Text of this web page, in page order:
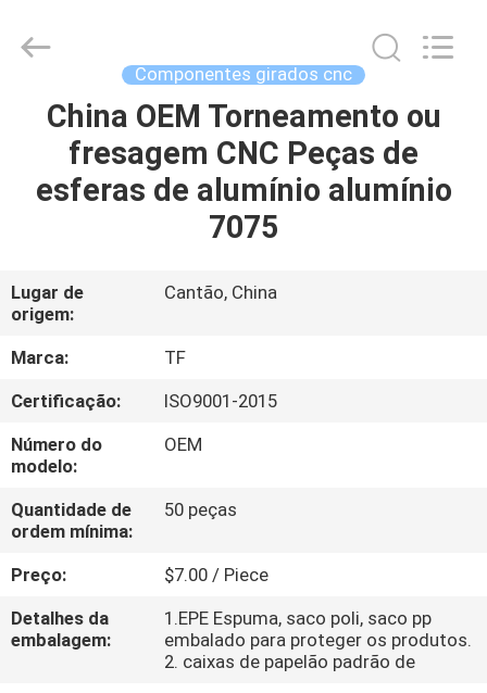
PARA
CASA
SOBRE
NÓS
VISITA
À
FÁBRICA
CONTROLE
DE
QUALIDADE
Tuofa
Technology
Reserved.
Componentes girados cnc
China OEM Torneamento ou
fresagem CNC Peças de
esferas de alumínio alumínio
7075
Lugar de
origem:
Cantão, China
Marca:
TF
Certificação:
ISO9001-2015
Número do
modelo:
OEM
Quantidade de
ordem mínima:
50 peças
Preço:
$7.00 / Piece
Detalhes da
embalagem:
1.EPE Espuma, saco poli, saco pp
embalado para proteger os produtos.
2. caixas de papelão padrão de